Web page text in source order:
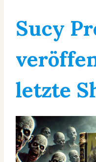
Sucy
letzte